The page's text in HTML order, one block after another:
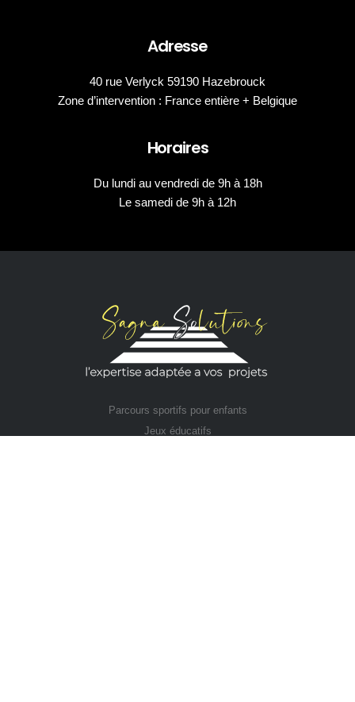
Adresse
40 rue Verlyck 59190 Hazebrouck
Zone d’intervention : France entière + Belgique
Horaires
Du lundi au vendredi de 9h à 18h
Le samedi de 9h à 12h
Parcours sportifs pour enfants
Jeux éducatifs